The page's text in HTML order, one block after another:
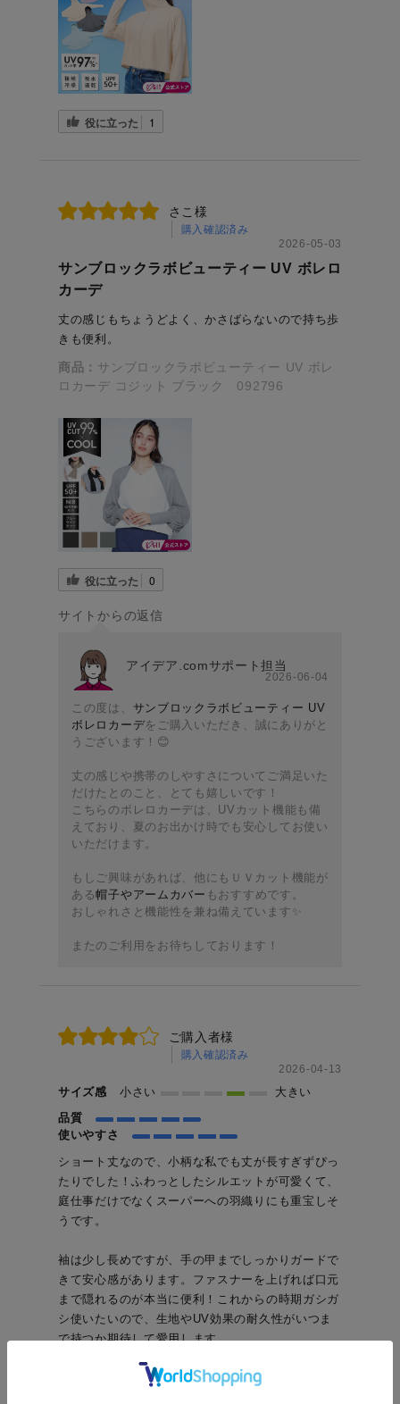
役に立った 1
さこ様
購入確認済み
2026-05-03
サンブロックラボビューティー UV ボレロ
カーデ
丈の感じもちょうどよく、かさばらないので持ち歩
きも便利。
商品： サンブロックラボビューティー UV ボレ
ロカーデ コジット ブラック 092796
役に立った 0
サイトからの返信
アイデア.comサポート担当
2026-06-04
この度は、 サンブロックラボビューティー UV
ボレロカーデをご購入いただき、誠にありがと
うございます！😊
丈の感じや携帯のしやすさについてご満足いた
だけたとのこと、とても嬉しいです！
こちらのボレロカーデは、UVカット機能も備
えており、夏のお出かけ時でも安心してお使い
いただけます。
もしご興味があれば、他にもＵＶカット機能が
ある帽子やアームカバー もおすすめです。
おしゃれさと機能性を兼ね備えています✨
またのご利用をお待ちしております！
ご購入者様
購入確認済み
2026-04-13
サイズ感 小さい
大きい
品質
使いやすさ
ショート丈なので、小柄な私でも丈が長すぎずぴっ
たりでした！ふわっとしたシルエットが可愛くて、
庭仕事だけでなくスーパーへの羽織りにも重宝しそ
うです。
袖は少し長めですが、手の甲までしっかりガードで
きて安心感があります。ファスナーを上げれば口元
まで隠れるのが本当に便利！これからの時期ガシガ
シ使いたいので、生地やUV効果の耐久性がいつま
で持つか期待して愛用します。